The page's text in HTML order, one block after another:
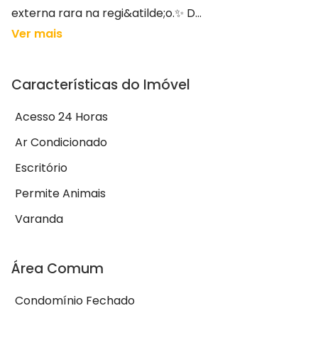
externa rara na regi&atilde;o.✨ D...
Ver mais
Características do Imóvel
Acesso 24 Horas
Ar Condicionado
Escritório
Permite Animais
Varanda
Área Comum
Condomínio Fechado